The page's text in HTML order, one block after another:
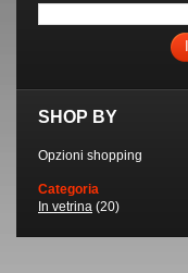
SHOP BY
Opzioni shopping
Categoria
In vetrina (20)